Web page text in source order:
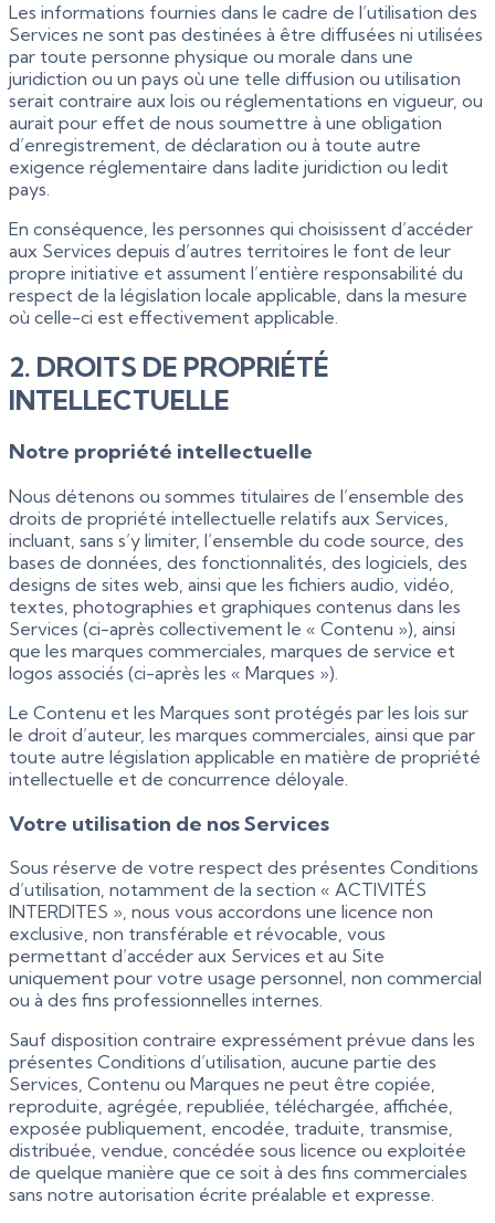
Les informations fournies dans le cadre de l’utilisation des
Services ne sont pas destinées à être diffusées ni utilisées
par toute personne physique ou morale dans une
juridiction ou un pays où une telle diffusion ou utilisation
serait contraire aux lois ou réglementations en vigueur, ou
aurait pour effet de nous soumettre à une obligation
d’enregistrement, de déclaration ou à toute autre
exigence réglementaire dans ladite juridiction ou ledit
pays.
En conséquence, les personnes qui choisissent d’accéder
aux Services depuis d’autres territoires le font de leur
propre initiative et assument l’entière responsabilité du
respect de la législation locale applicable, dans la mesure
où celle-ci est effectivement applicable.
2. DROITS DE PROPRIÉTÉ
INTELLECTUELLE
Notre propriété intellectuelle
Nous détenons ou sommes titulaires de l’ensemble des
droits de propriété intellectuelle relatifs aux Services,
incluant, sans s’y limiter, l’ensemble du code source, des
bases de données, des fonctionnalités, des logiciels, des
designs de sites web, ainsi que les fichiers audio, vidéo,
textes, photographies et graphiques contenus dans les
Services (ci-après collectivement le « Contenu »), ainsi
que les marques commerciales, marques de service et
logos associés (ci-après les « Marques »).
Le Contenu et les Marques sont protégés par les lois sur
le droit d’auteur, les marques commerciales, ainsi que par
toute autre législation applicable en matière de propriété
intellectuelle et de concurrence déloyale.
Votre utilisation de nos Services
Sous réserve de votre respect des présentes Conditions
d’utilisation, notamment de la section « ACTIVITÉS
INTERDITES », nous vous accordons une licence non
exclusive, non transférable et révocable, vous
permettant d’accéder aux Services et au Site
uniquement pour votre usage personnel, non commercial
ou à des fins professionnelles internes.
Sauf disposition contraire expressément prévue dans les
présentes Conditions d’utilisation, aucune partie des
Services, Contenu ou Marques ne peut être copiée,
reproduite, agrégée, republiée, téléchargée, affichée,
exposée publiquement, encodée, traduite, transmise,
distribuée, vendue, concédée sous licence ou exploitée
de quelque manière que ce soit à des fins commerciales
sans notre autorisation écrite préalable et expresse.